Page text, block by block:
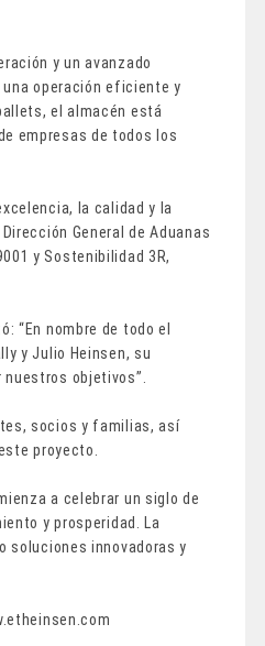
y un avanzado
operación eficiente y
el almacén está
empresas de todos los
la calidad y la
General de Aduanas
y Sostenibilidad 3R,
“En nombre de todo el
y Julio Heinsen, su
objetivos”.
socios y familias, así
proyecto.
a celebrar un siglo de
y prosperidad. La
soluciones innovadoras y